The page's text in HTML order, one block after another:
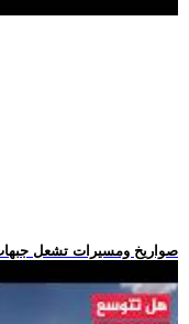
.. صواريخ ومسيرات تشعل